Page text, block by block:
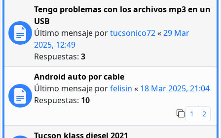
Tengo problemas con los archivos mp3 en un
USB
Último mensaje portucsonico72«29 Mar
2025, 12:49
Respuestas: 3
Android auto por cable
Último mensaje porfelisin « 18 Mar 2025, 21:04
Respuestas: 10
1 2
Tucson klass diesel 2021